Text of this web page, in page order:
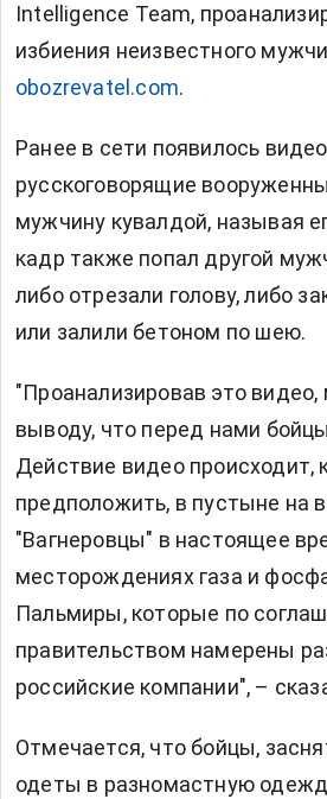
Intelligence Team,
избиения неизвестного
obozrevatel.com.
Ранее в сети появилось
русскоговорящие
мужчину кувалдой, называя
кадр также попал другой
либо отрезали голову, либо
или залили бетоном по шею.
"Проанализировав это
выводу, что перед нами
Действие видео происходит,
предположить, в пустыне на
"Вагнеровцы" в настоящее
месторождениях газа и
Пальмиры, которые по
правительством намерены
российские компании", –
Отмечается, что бойцы,
одеты в разномастную